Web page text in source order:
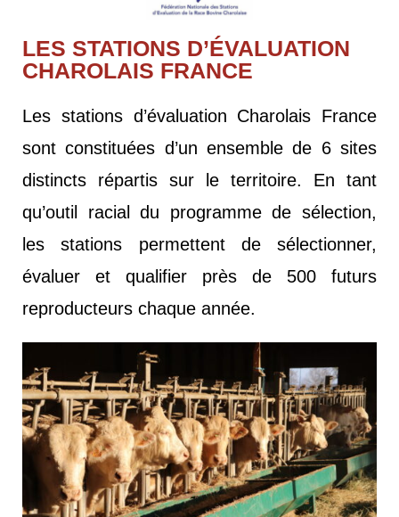
LES STATIONS D’ÉVALUATION
CHAROLAIS FRANCE
Les stations d’évaluation Charolais France
sont constituées d’un ensemble de 6 sites
distincts répartis sur le territoire. En tant
qu’outil racial du programme de sélection,
les stations permettent de sélectionner,
évaluer et qualifier près de 500 futurs
reproducteurs chaque année.